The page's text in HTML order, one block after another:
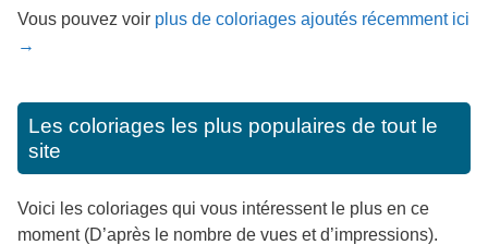
Vous pouvez voir plus de coloriages ajoutés récemment ici
→
Les coloriages les plus populaires de tout le
site
Voici les coloriages qui vous intéressent le plus en ce
moment (D’après le nombre de vues et d’impressions).